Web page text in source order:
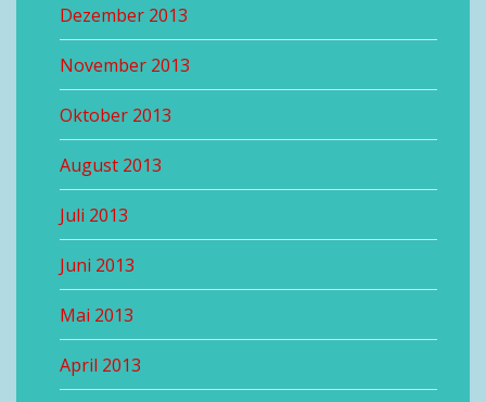
Dezember 2013
November 2013
Oktober 2013
August 2013
Juli 2013
Juni 2013
Mai 2013
April 2013